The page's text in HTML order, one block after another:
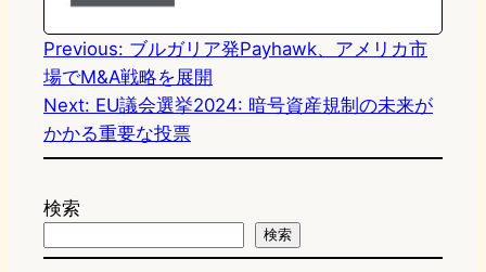
n
k
Previous: ブルガリア発Payhawk、アメリカ市
場でM&A戦略を展開
Next: EU議会選挙2024: 暗号資産規制の未来が
かかる重要な投票
検索
検索